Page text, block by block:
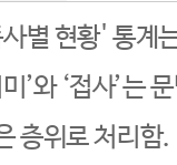
별 현황' 통계
’와 ‘접사’는
층위로 처리함.